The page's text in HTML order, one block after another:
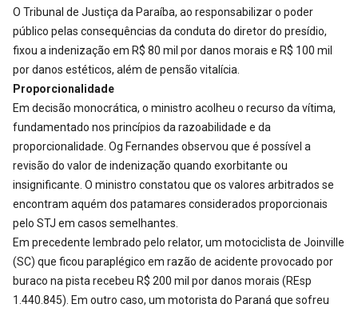
O Tribunal de Justiça da Paraíba, ao responsabilizar o poder
público pelas consequências da conduta do diretor do presídio,
fixou a indenização em R$ 80 mil por danos morais e R$ 100 mil
por danos estéticos, além de pensão vitalícia.
Proporcionalidade
Em decisão monocrática, o ministro acolheu o recurso da vítima,
fundamentado nos princípios da razoabilidade e da
proporcionalidade. Og Fernandes observou que é possível a
revisão do valor de indenização quando exorbitante ou
insignificante. O ministro constatou que os valores arbitrados se
encontram aquém dos patamares considerados proporcionais
pelo STJ em casos semelhantes.
Em precedente lembrado pelo relator, um motociclista de Joinville
(SC) que ficou paraplégico em razão de acidente provocado por
buraco na pista recebeu R$ 200 mil por danos morais (REsp
1.440.845). Em outro caso, um motorista do Paraná que sofreu